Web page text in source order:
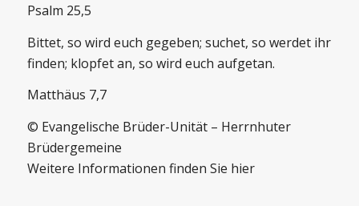
Psalm 25,5
Bittet, so wird euch gegeben; suchet, so werdet ihr
finden; klopfet an, so wird euch aufgetan.
Matthäus 7,7
© Evangelische Brüder-Unität – Herrnhuter
Brüdergemeine
Weitere Informationen finden Sie hier